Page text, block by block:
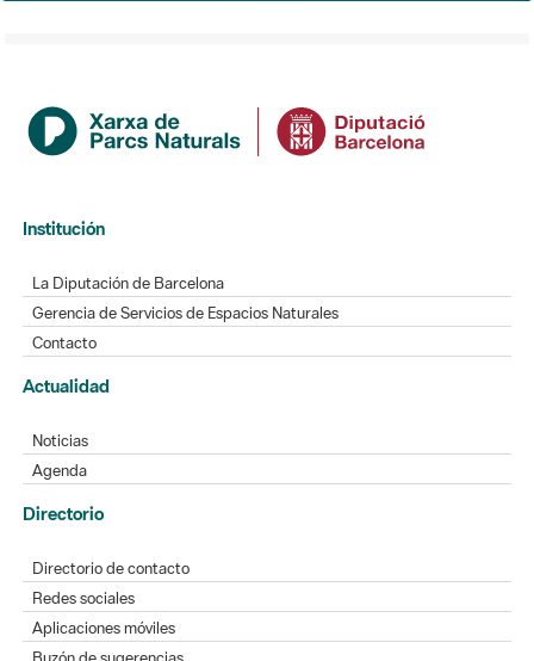
Institución
La Diputación de Barcelona
Gerencia de Servicios de Espacios Naturales
Contacto
Actualidad
Noticias
Agenda
Directorio
Directorio de contacto
Redes sociales
Aplicaciones móviles